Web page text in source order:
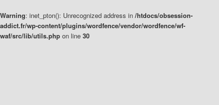
Warning: inet_pton(): Unrecognized address in /htdocs/obsession-
addict.fr/wp-content/plugins/wordfence/vendor/wordfence/wf-
waf/src/lib/utils.php on line 30